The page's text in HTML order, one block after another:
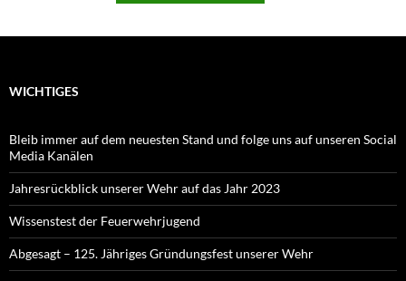
WICHTIGES
Bleib immer auf dem neuesten Stand und folge uns auf unseren Social
Media Kanälen
Jahresrückblick unserer Wehr auf das Jahr 2023
Wissenstest der Feuerwehrjugend
Abgesagt – 125. Jähriges Gründungsfest unserer Wehr